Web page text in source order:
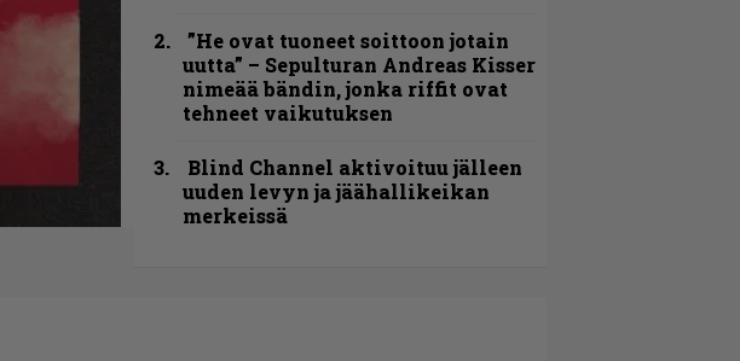
”He ovat tuoneet soittoon jotain
uutta” – Sepulturan Andreas Kisser
nimeää bändin, jonka riffit ovat
tehneet vaikutuksen
Blind Channel aktivoituu jälleen
uuden levyn ja jäähallikeikan
merkeissä